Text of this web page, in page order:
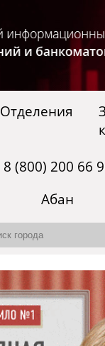
Отделения
8 (800) 200 66
Абан